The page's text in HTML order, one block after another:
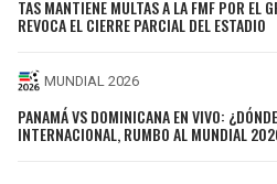
TAS MANTIENE MULTAS A LA FMF POR EL
REVOCA EL CIERRE PARCIAL DEL ESTADIO
MUNDIAL 2026
PANAMÁ VS DOMINICANA EN VIVO:
INTERNACIONAL, RUMBO AL MUNDIAL